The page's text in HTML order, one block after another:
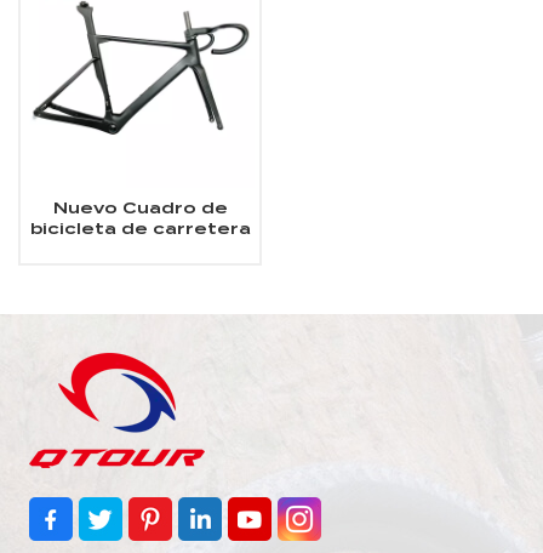
Nuevo Cuadro de
bicicleta de carretera